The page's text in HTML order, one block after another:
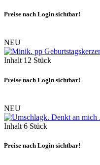
Preise nach Login sichtbar!
NEU
Inhalt 12 Stück
Preise nach Login sichtbar!
NEU
Inhalt 6 Stück
Preise nach Login sichtbar!